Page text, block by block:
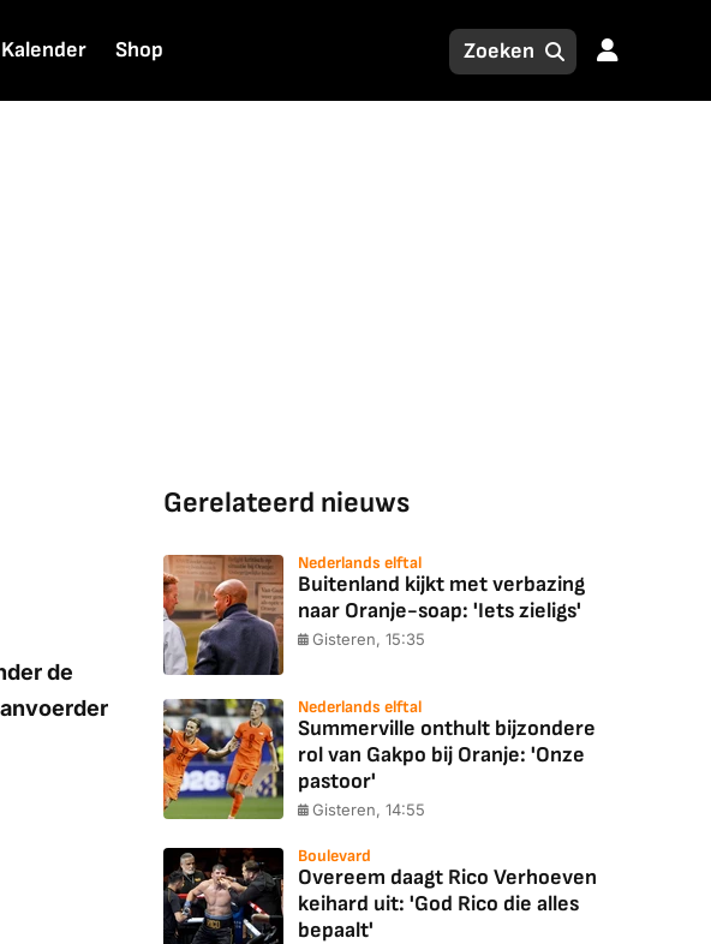
Kalender Shop
de
Gerelateerd nieuws
Nederlands elftal
Buitenland kijkt met verbazing
naar Oranje-soap: 'Iets zieligs'
Gisteren, 15:35
Nederlands elftal
Summerville onthult bijzondere
rol van Gakpo bij Oranje: 'Onze
pastoor'
Gisteren, 14:55
Boulevard
Overeem daagt Rico Verhoeven
keihard uit: 'God Rico die alles
bepaalt'